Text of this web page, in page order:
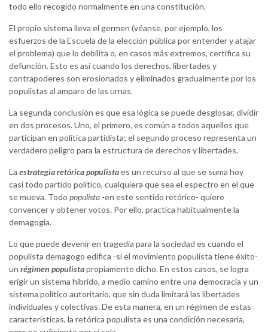
todo ello recogido normalmente en una constitución.
El propio sistema lleva el germen (véanse, por ejemplo, los
esfuerzos de la Escuela de la elección pública por entender y atajar
el problema) que lo debilita o, en casos más extremos, certifica su
defunción. Esto es así cuando los derechos, libertades y
contrapoderes son erosionados y eliminados gradualmente por los
populistas al amparo de las urnas.
La segunda conclusión es que esa lógica se puede desglosar, dividir
en dos procesos. Uno, el primero, es común a todos aquellos que
participan en política partidista; el segundo proceso representa un
verdadero peligro para la estructura de derechos y libertades.
La estrategia retórica populistaes un recurso al que se suma hoy
casi todo partido político, cualquiera que sea el espectro en el que
se mueva. Todo populista -en este sentido retórico- quiere
convencer y obtener votos. Por ello, practica habitualmente la
demagogia.
Lo que puede devenir en tragedia para la sociedad es cuando el
populista demagogo edifica -si el movimiento populista tiene éxito-
un régimen populistapropiamente dicho. En estos casos, se logra
erigir un sistema híbrido, a medio camino entre una democracia y un
sistema político autoritario, que sin duda limitará las libertades
individuales y colectivas. De esta manera, en un régimen de estas
características, la retórica populista es una condición necesaria,